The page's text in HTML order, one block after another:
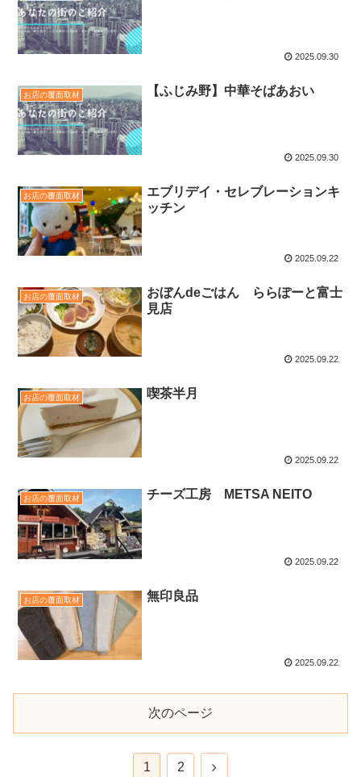
2025.09.30
お店の覆面取材 【ふじみ野】中華そばあおい
2025.09.30
お店の覆面取材
エブリデイ・セレブレーションキ
ッチン
2025.09.22
お店の覆面取材
おぼんdeごはん ららぽーと富士
見店
2025.09.22
お店の覆面取材 喫茶半月
2025.09.22
お店の覆面取材 チーズ工房 METSA NEITO
2025.09.22
お店の覆面取材 無印良品
2025.09.22
次のページ
1 2